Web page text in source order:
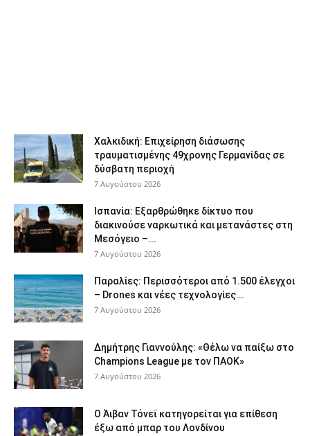
Χαλκιδική: Επιχείρηση διάσωσης
τραυματισμένης 49χρονης Γερμανίδας σε
δύσβατη περιοχή
7 Αυγούστου 2026
Ισπανία: Εξαρθρώθηκε δίκτυο που
διακινούσε ναρκωτικά και μετανάστες στη
Μεσόγειο –...
7 Αυγούστου 2026
Παραλίες: Περισσότεροι από 1.500 έλεγχοι
– Drones και νέες τεχνολογίες...
7 Αυγούστου 2026
Δημήτρης Γιαννούλης: «Θέλω να παίξω στο
Champions League με τον ΠΑΟΚ»
7 Αυγούστου 2026
Ο Άιβαν Τόνεϊ κατηγορείται για επίθεση
έξω από μπαρ του Λονδίνου